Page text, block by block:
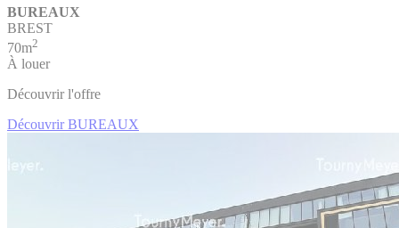
BUREAUX
BREST
70m2
À louer
Découvrir l'offre
Découvrir BUREAUX